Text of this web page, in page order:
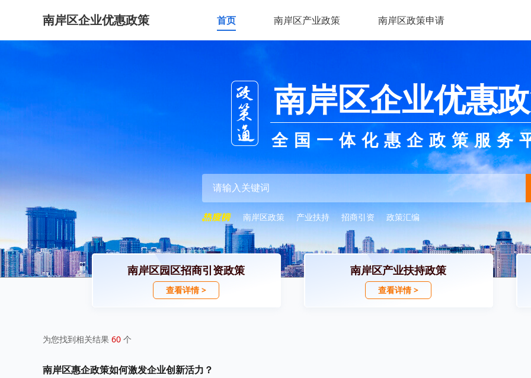
南岸区企业优惠政策 首页 南岸区产业政策 南岸区政策申请
南岸区企业优惠
全国一体化惠企政策服务
南岸区政策 产业扶持 招商引资 政策汇编
南岸区园区招商引资政策
查看详情 >
南岸区产业扶持政策
查看详情 >
为您找到相关结果 60 个
南岸区惠企政策如何激发企业创新活力？